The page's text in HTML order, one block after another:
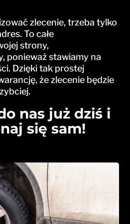
zlecenie, trzeba tylko
To całe
strony,
ponieważ stawiamy na
Dzięki tak prostej
że zlecenie będzie
nas już dziś i
się sam!